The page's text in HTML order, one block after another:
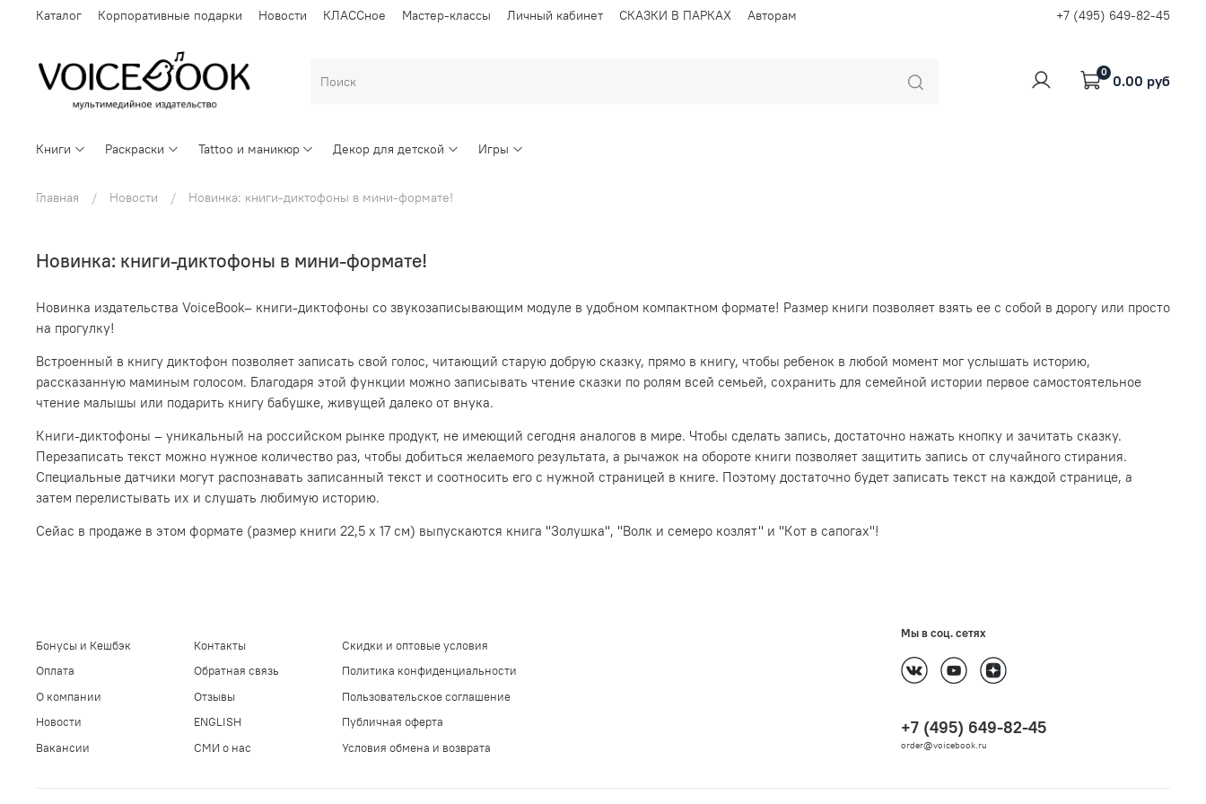
Каталог Корпоративные подарки Новости КЛАССное Мастер-классы Личный кабинет СКАЗКИ В ПАРКАХ Авторам +7 (495) 649-82-45
0 0.00 руб
Книги Раскраски Tattoo и маникюр Декор для детской Игры
Главная Новости Новинка: книги-диктофоны в мини-формате!
Новинка: книги-диктофоны в мини-формате!
Новинка издательства VoiceBook– книги-диктофоны со звукозаписывающим модуле в удобном компактном формате! Размер книги позволяет взять ее с собой в дорогу или просто
на прогулку!
Встроенный в книгу диктофон позволяет записать свой голос, читающий старую добрую сказку, прямо в книгу, чтобы ребенок в любой момент мог услышать историю,
рассказанную маминым голосом. Благодаря этой функции можно записывать чтение сказки по ролям всей семьей, сохранить для семейной истории первое самостоятельное
чтение малышы или подарить книгу бабушке, живущей далеко от внука.
Книги-диктофоны – уникальный на российском рынке продукт, не имеющий сегодня аналогов в мире. Чтобы сделать запись, достаточно нажать кнопку и зачитать сказку.
Перезаписать текст можно нужное количество раз, чтобы добиться желаемого результата, а рычажок на обороте книги позволяет защитить запись от случайного стирания.
Специальные датчики могут распознавать записанный текст и соотносить его с нужной страницей в книге. Поэтому достаточно будет записать текст на каждой странице, а
затем перелистывать их и слушать любимую историю.
Сейас в продаже в этом формате (размер книги 22,5 х 17 см) выпускаются книга "Золушка", "Волк и семеро козлят" и "Кот в сапогах"!
Бонусы и Кешбэк
Оплата
О компании
Новости
Вакансии
Контакты
Обратная связь
Отзывы
ENGLISH
СМИ о нас
Скидки и оптовые условия
Политика конфиденциальности
Пользовательское соглашение
Публичная оферта
Условия обмена и возврата
Мы в соц. сетях
+7 (495) 649-82-45
order@voicebook.ru